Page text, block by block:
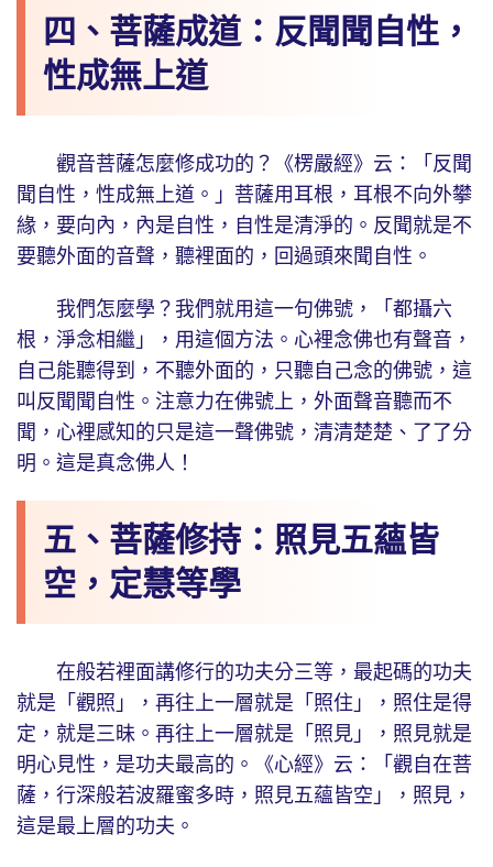
四、菩薩成道：反聞聞自性，
性成無上道
觀音菩薩怎麼修成功的？《楞嚴經》云：「反聞
聞自性，性成無上道。」菩薩用耳根，耳根不向外攀
緣，要向內，內是自性，自性是清淨的。反聞就是不
要聽外面的音聲，聽裡面的，回過頭來聞自性。
我們怎麼學？我們就用這一句佛號，「都攝六
根，淨念相繼」，用這個方法。心裡念佛也有聲音，
自己能聽得到，不聽外面的，只聽自己念的佛號，這
叫反聞聞自性。注意力在佛號上，外面聲音聽而不
聞，心裡感知的只是這一聲佛號，清清楚楚、了了分
明。這是真念佛人！
五、菩薩修持：照見五蘊皆
空，定慧等學
在般若裡面講修行的功夫分三等，最起碼的功夫
就是「觀照」，再往上一層就是「照住」，照住是得
定，就是三昧。再往上一層就是「照見」，照見就是
明心見性，是功夫最高的。《心經》云：「觀自在菩
薩，行深般若波羅蜜多時，照見五蘊皆空」，照見，
這是最上層的功夫。